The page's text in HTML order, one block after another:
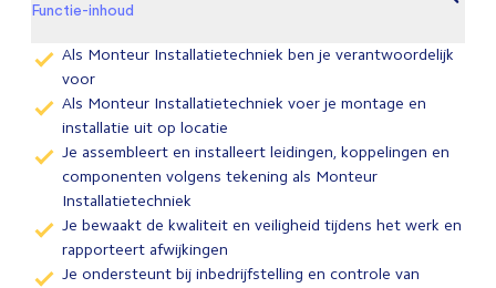
Functie-inhoud
Als Monteur Installatietechniek ben je verantwoordelijk
voor
Als Monteur Installatietechniek voer je montage en
installatie uit op locatie
Je assembleert en installeert leidingen, koppelingen en
componenten volgens tekening als Monteur
Installatietechniek
Je bewaakt de kwaliteit en veiligheid tijdens het werk en
rapporteert afwijkingen
Je ondersteunt bij inbedrijfstelling en controle van